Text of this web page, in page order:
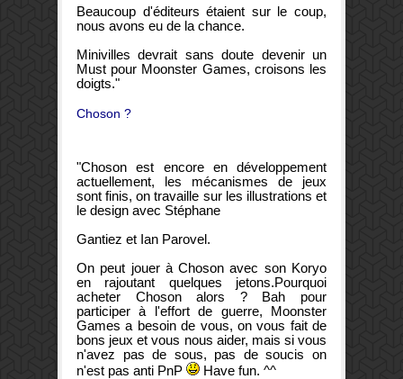
Beaucoup d'éditeurs étaient sur le coup,
nous avons eu de la chance.
Minivilles devrait sans doute devenir un
Must pour Moonster Games, croisons les
doigts."
Choson ?
"Choson est encore en développement
actuellement, les mécanismes de jeux
sont finis, on travaille sur les illustrations et
le design avec Stéphane
Gantiez et Ian Parovel.
On peut jouer à Choson avec son Koryo
en rajoutant quelques jetons.Pourquoi
acheter Choson alors ? Bah pour
participer à l'effort de guerre, Moonster
Games a besoin de vous, on vous fait de
bons jeux et vous nous aider, mais si vous
n'avez pas de sous, pas de soucis on
n'est pas anti PnP
Have fun. ^^